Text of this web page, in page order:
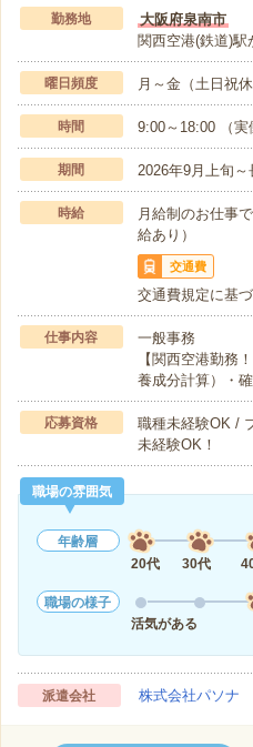
勤務地
大阪府泉南市
関西空港(鉄道)駅
曜日頻度 月～金（土日祝休
時間 9:00～18:00 （
期間 2026年9月上旬
時給
月給制のお仕事
給あり）
交通費
交通費規定に基
仕事内容
一般事務
【関西空港勤務
養成分計算）・
応募資格
職種未経験OK /
未経験OK！
職場の雰囲気
年齢層
20代
30代
職場の様子
活気がある
派遣会社 株式会社パソナ